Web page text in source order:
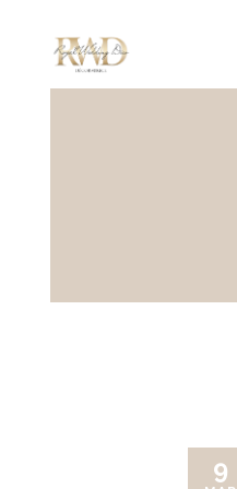
9